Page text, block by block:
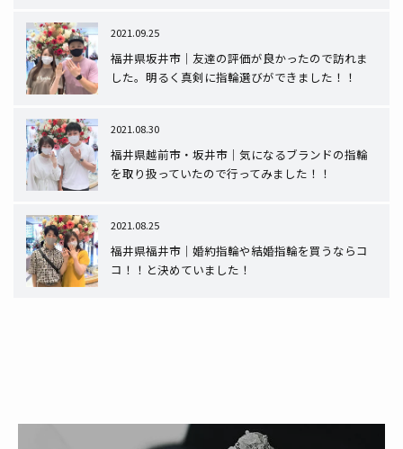
2021.09.25
福井県坂井市｜友達の評価が良かったので訪れま
した。明るく真剣に指輪選びができました！！
2021.08.30
福井県越前市・坂井市｜気になるブランドの指輪
を取り扱っていたので行ってみました！！
2021.08.25
福井県福井市｜婚約指輪や結婚指輪を買うならコ
コ！！と決めていました！